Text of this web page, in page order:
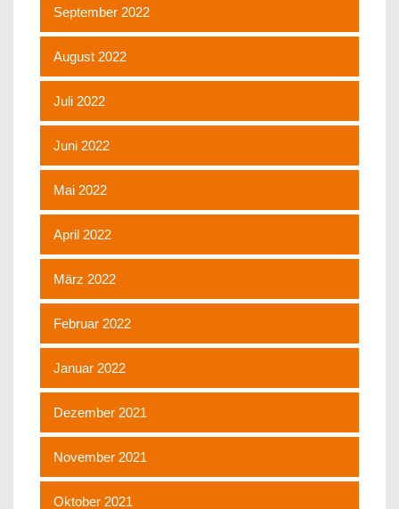
September 2022
August 2022
Juli 2022
Juni 2022
Mai 2022
April 2022
März 2022
Februar 2022
Januar 2022
Dezember 2021
November 2021
Oktober 2021